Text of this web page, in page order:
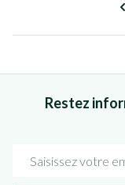
Restez